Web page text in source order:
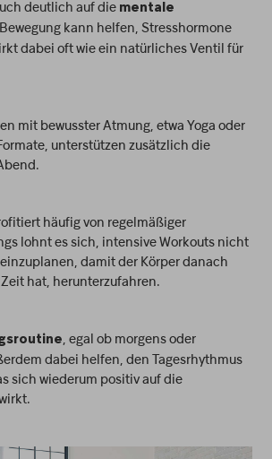
deutlich auf die mentale
kann helfen, Stresshormone
dabei oft wie ein natürliches Ventil für
mit bewusster Atmung, etwa Yoga oder
unterstützen zusätzlich die
häufig von regelmäßiger
lohnt es sich, intensive Workouts nicht
damit der Körper danach
hat, herunterzufahren.
, egal ob morgens oder
dabei helfen, den Tagesrhythmus
sich wiederum positiv auf die